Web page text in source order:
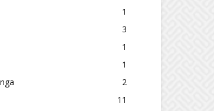
1
3
1
1
2
11